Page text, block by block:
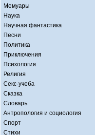
Мемуары
Наука
Научная фантастика
Песни
Политика
Приключения
Психология
Религия
Секс-учеба
Сказка
Словарь
Антропология и социология
Спорт
Стихи